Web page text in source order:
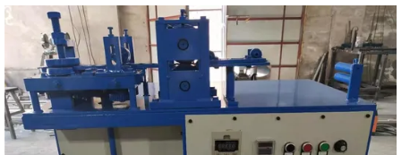
SITE
HARITASI
PRIVACY
POLICY